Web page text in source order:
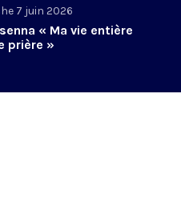
7 juin 2026
« Ma vie entière
prière »